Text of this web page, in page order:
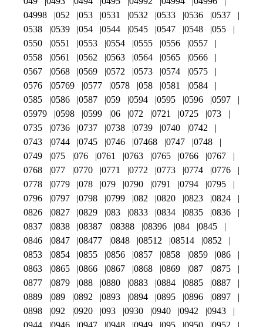
04998
052 053 0531 0532 0533 0536
0537
0538
0539 054 0544 0545 0547 0548
055
0550
0551 0553 0554 0555 0556
0557
0558
0561 0562 0563 0564 0565
0566
0567
0568 0569 0572 0573 0574
0575
0576
05769 0577 0578 058 0581
0584
0585
0586 0587 059 0594 0595 0596
0597
05979
0598 0599 06 072 0721 0725
073
0735
0736 0737 0738 0739 0740
0742
0743
0744 0745 0746 07468 0747
0748
0749
075 076 0761 0763 0765 0766
0767
0768
077 0770 0771 0772 0773 0774
0776
0778
0779 078 079 0790 0791 0794
0795
0796
0797 0798 0799 082 0820 0823
0824
0826
0827 0829 083 0833 0834 0835
0836
0837
0838 08387 08388 08396 084
0845
0846
0847 08477 0848 08512 08514
0852
0853
0854 0855 0856 0857 0858 0859
086
0863
0865 0866 0867 0868 0869 087
0875
0877
0879 088 0880 0883 0884 0885
0887
0889
089 0892 0893 0894 0895 0896
0897
0898
092 0920 093 0930 0940 0942
0943